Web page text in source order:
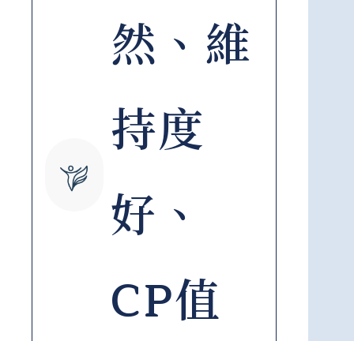
然、維
持度
好、
CP值